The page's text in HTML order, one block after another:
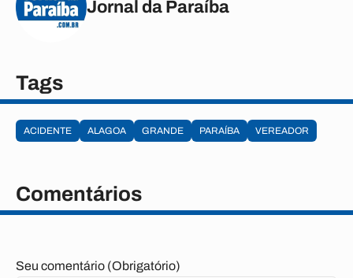
Jornal da Paraíba
Tags
ACIDENTE ALAGOA GRANDE PARAÍBA VEREADOR
Comentários
Seu comentário (Obrigatório)